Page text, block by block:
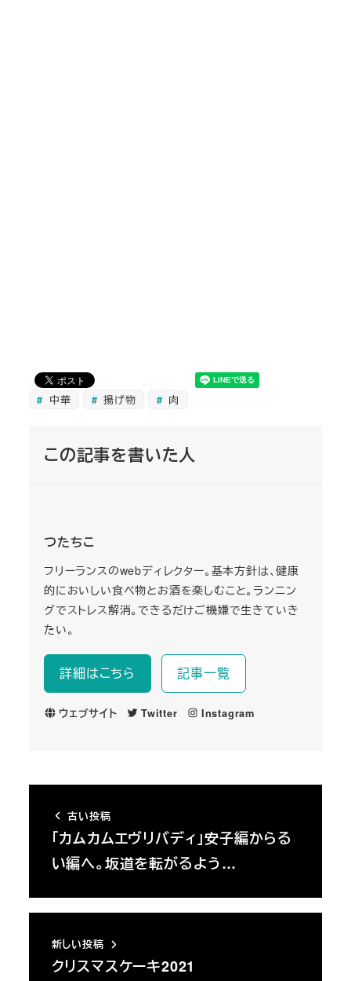
中華 揚げ物 肉
この記事を書いた人
つたちこ
フリーランスのwebディレクター。基本方針は、健康
的においしい食べ物とお酒を楽しむこと。ランニン
グでストレス解消。できるだけご機嫌で生きていき
たい。
詳細はこちら 記事一覧
ウェブサイト Twitter Instagram
古い投稿
「カムカムエヴリバディ」安子編からる
い編へ。坂道を転がるよう…
新しい投稿
クリスマスケーキ2021